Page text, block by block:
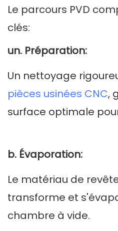
Le parcours PVD
clés:
un. Préparation:
Un nettoyage
pièces usinées CNC,
surface optimale
b. Évaporation:
Le matériau de
transforme et
chambre à vide.